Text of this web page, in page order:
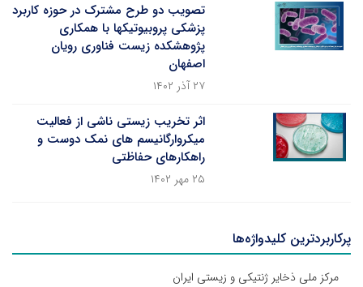
تصویب دو طرح مشترک در حوزه کاربرد
پزشکی پروبیوتیکها با همکاری
پژوهشکده زیست فناوری رویان
اصفهان
۲۷ آذر ۱۴۰۲
اثر تخریب زیستی ناشی از فعالیت
میکروارگانیسم های نمک دوست و
راهکارهای حفاظتی
۲۵ مهر ۱۴۰۲
پرکاربردترین کلیدواژه‌ها
مرکز ملی ذخایر ژنتیکی و زیستی ایران